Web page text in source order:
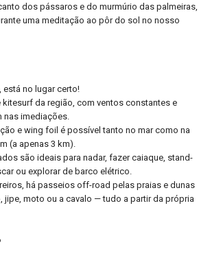
dos pássaros e do murmúrio das palmeiras,
uma meditação ao pôr do sol no nosso
está no lugar certo!
da região, com ventos constantes e
imediações.
e wing foil é possível tanto no mar como na
(a apenas 3 km).
são ideais para nadar, fazer caiaque, stand-
ou explorar de barco elétrico.
há passeios off-road pelas praias e dunas
jipe, moto ou a cavalo — tudo a partir da própria